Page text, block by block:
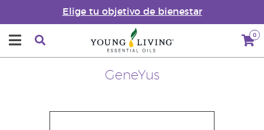
Elige tu objetivo de bienestar
0
GeneYus